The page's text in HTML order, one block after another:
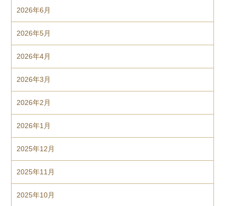
2026年6月
2026年5月
2026年4月
2026年3月
2026年2月
2026年1月
2025年12月
2025年11月
2025年10月